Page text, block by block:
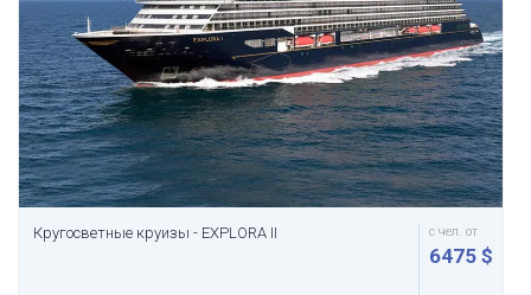
Кругосветные круизы - EXPLORA II с чел. от
6475 $